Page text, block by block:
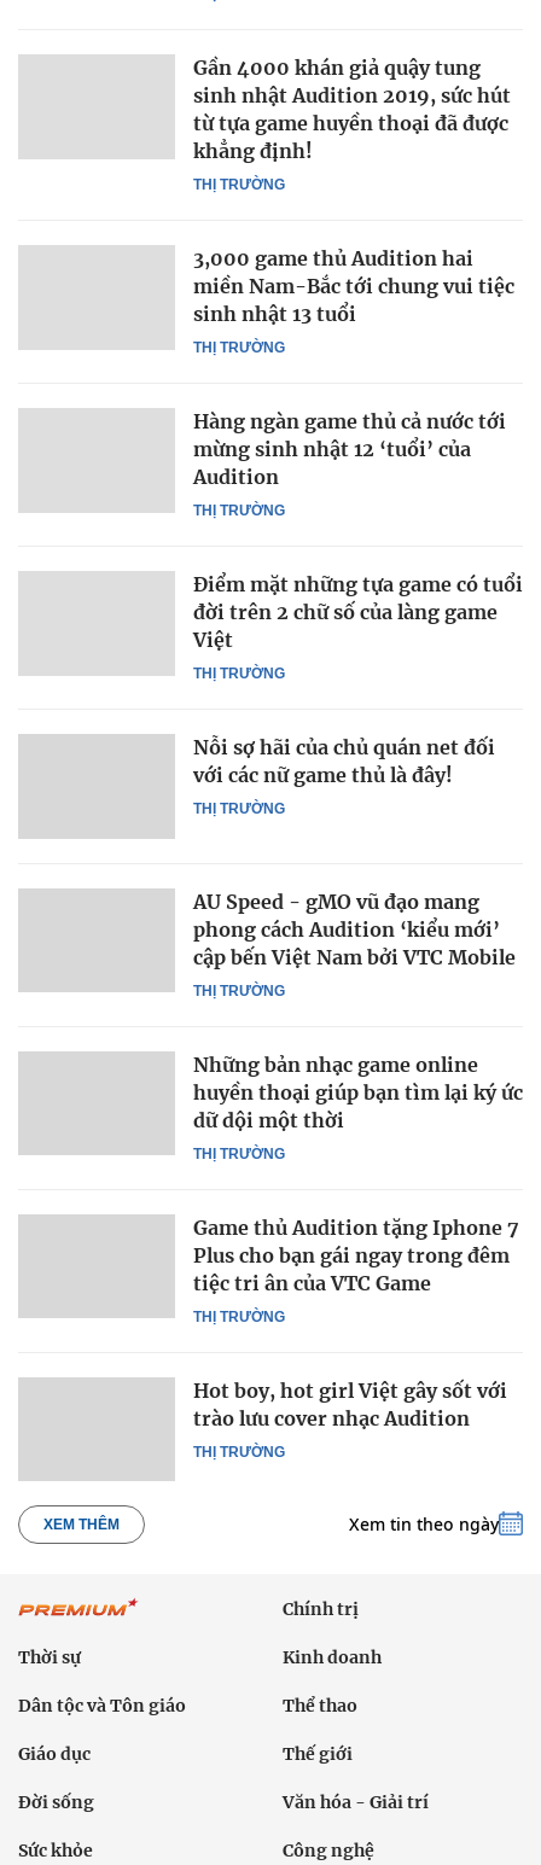
THỊ TRƯỜNG
Gần 4000 khán giả quậy tung
sinh nhật Audition 2019, sức hút
từ tựa game huyền thoại đã được
khẳng định!
THỊ TRƯỜNG
3,000 game thủ Audition hai
miền Nam-Bắc tới chung vui tiệc
sinh nhật 13 tuổi
THỊ TRƯỜNG
Hàng ngàn game thủ cả nước tới
mừng sinh nhật 12 ‘tuổi’ của
Audition
THỊ TRƯỜNG
Điểm mặt những tựa game có tuổi
đời trên 2 chữ số của làng game
Việt
THỊ TRƯỜNG
Nỗi sợ hãi của chủ quán net đối
với các nữ game thủ là đây!
THỊ TRƯỜNG
AU Speed - gMO vũ đạo mang
phong cách Audition ‘kiểu mới’
cập bến Việt Nam bởi VTC Mobile
THỊ TRƯỜNG
Những bản nhạc game online
huyền thoại giúp bạn tìm lại ký ức
dữ dội một thời
THỊ TRƯỜNG
Game thủ Audition tặng Iphone 7
Plus cho bạn gái ngay trong đêm
tiệc tri ân của VTC Game
THỊ TRƯỜNG
Hot boy, hot girl Việt gây sốt với
trào lưu cover nhạc Audition
XEM THÊM Xem tin theo ngày
Chính trị
Thời sự Kinh doanh
Dân tộc và Tôn giáo Thể thao
Giáo dục Thế giới
Đời sống Văn hóa - Giải trí
Sức khỏe Công nghệ